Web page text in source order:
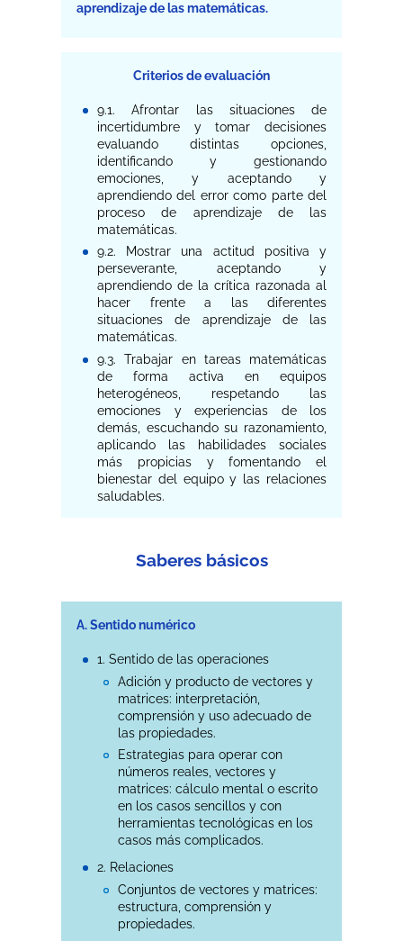
aprendizaje de las matemáticas.
Criterios de evaluación
9.1. Afrontar las situaciones de
incertidumbre y tomar decisiones
evaluando distintas opciones,
identificando y gestionando
emociones, y aceptando y
aprendiendo del error como parte del
proceso de aprendizaje de las
matemáticas.
9.2. Mostrar una actitud positiva y
perseverante, aceptando y
aprendiendo de la crítica razonada al
hacer frente a las diferentes
situaciones de aprendizaje de las
matemáticas.
9.3. Trabajar en tareas matemáticas
de forma activa en equipos
heterogéneos, respetando las
emociones y experiencias de los
demás, escuchando su razonamiento,
aplicando las habilidades sociales
más propicias y fomentando el
bienestar del equipo y las relaciones
saludables.
Saberes básicos
A. Sentido numérico
1. Sentido de las operaciones
Adición y producto de vectores y
matrices: interpretación,
comprensión y uso adecuado de
las propiedades.
Estrategias para operar con
números reales, vectores y
matrices: cálculo mental o escrito
en los casos sencillos y con
herramientas tecnológicas en los
casos más complicados.
2. Relaciones
Conjuntos de vectores y matrices:
estructura, comprensión y
propiedades.